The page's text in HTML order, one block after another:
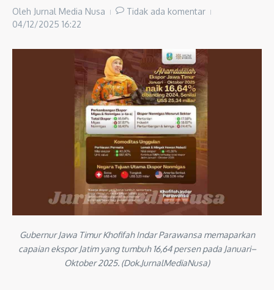
Oleh Jurnal Media Nusa
Tidak ada komentar
04/12/2025 16:22
Gubernur Jawa Timur Khofifah Indar Parawansa memaparkan
capaian ekspor Jatim yang tumbuh 16,64 persen pada Januari–
Oktober 2025. (Dok.JurnalMediaNusa)